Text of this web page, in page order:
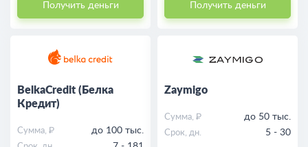
Получить деньги Получить деньги
BelkaCredit (Белка
Кредит)
Сумма, ₽ до 100 тыс.
Zaymigo
Сумма, ₽ до 50 тыс.
Срок, дн. 5 - 30